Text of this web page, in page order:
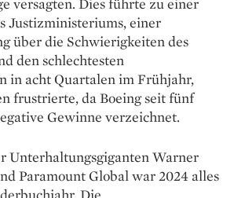
Justizministeriums, einer
über die Schwierigkeiten des
den schlechtesten
in acht Quartalen im Frühjahr,
frustrierte, da Boeing seit fünf
Gewinne verzeichnet.
Unterhaltungsgiganten Warner
Paramount Global war 2024 alles
Die